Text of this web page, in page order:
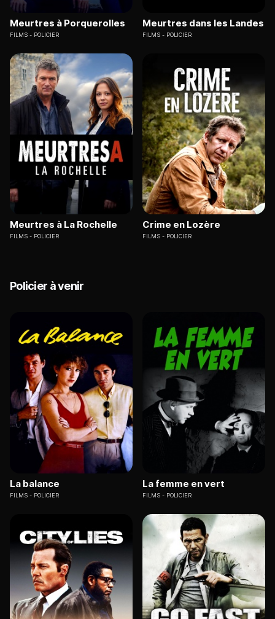
Meurtres à Porquerolles
FILMS POLICIER
Meurtres dans les Landes
FILMS POLICIER
Meurtres à La Rochelle
FILMS POLICIER
Crime en Lozère
FILMS POLICIER
Policier à venir
La balance
FILMS POLICIER
La femme en vert
FILMS POLICIER